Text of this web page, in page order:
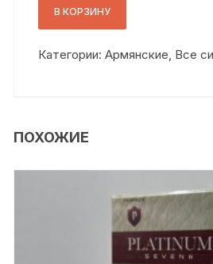
слим
голд
В КОРЗИНУ
Категории:Армянские, Все
ПОХОЖИЕ